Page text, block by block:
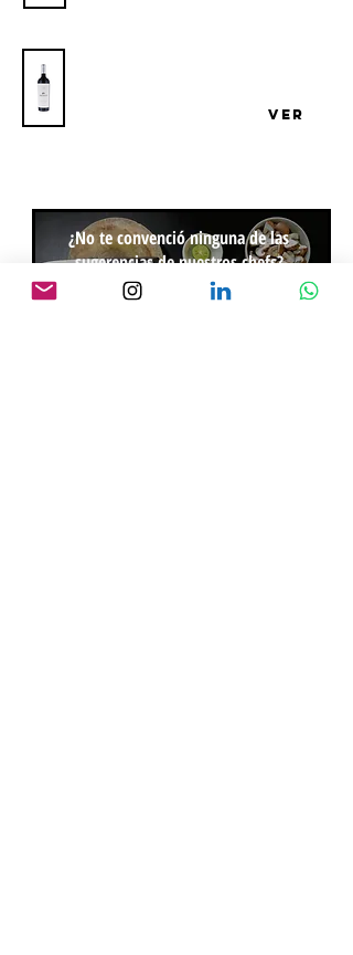
VER
¿No te convenció ninguna de las
sugerencias de nuestros chefs?
personaliza tu